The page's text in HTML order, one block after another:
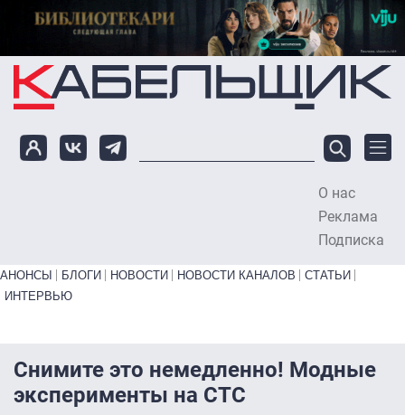
Перейти к основному содержанию
О нас
Реклама
Подписка
Primary links bottom
АНОНСЫ БЛОГИ НОВОСТИ НОВОСТИ КАНАЛОВ
СТАТЬИ
ИНТЕРВЬЮ
Снимите это немедленно! Модные
эксперименты на СТС